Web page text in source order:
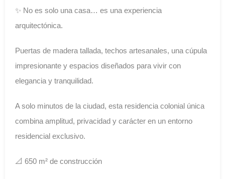
✨ No es solo una casa… es una experiencia
arquitectónica.
Puertas de madera tallada, techos artesanales, una cúpula
impresionante y espacios diseñados para vivir con
elegancia y tranquilidad.
A solo minutos de la ciudad, esta residencia colonial única
combina amplitud, privacidad y carácter en un entorno
residencial exclusivo.
📐 650 m² de construcción